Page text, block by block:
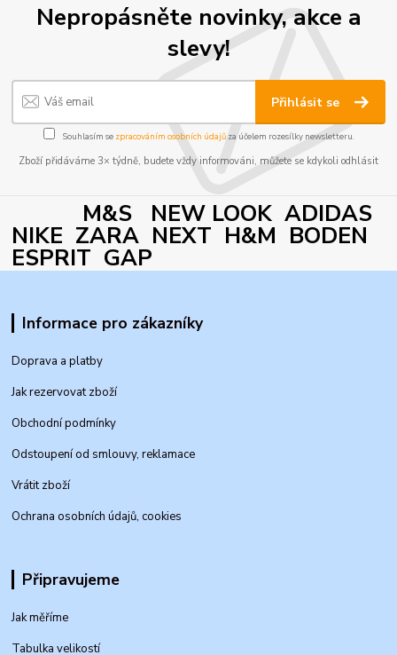
Nepropásněte novinky, akce a
slevy!
Přihlásit se
Souhlasím se zpracováním osobních údajůza účelem rozesílky newsletteru.
Zboží přidáváme 3× týdně, budete vždy informováni, můžete se kdykoli odhlásit
M&S NEW LOOK ADIDAS
NIKE ZARA NEXT H&M BODEN
ESPRIT GAP
Informace pro zákazníky
Doprava a platby
Jak rezervovat zboží
Obchodní podmínky
Odstoupení od smlouvy, reklamace
Vrátit zboží
Ochrana osobních údajů, cookies
Připravujeme
Jak měříme
Tabulka velikostí